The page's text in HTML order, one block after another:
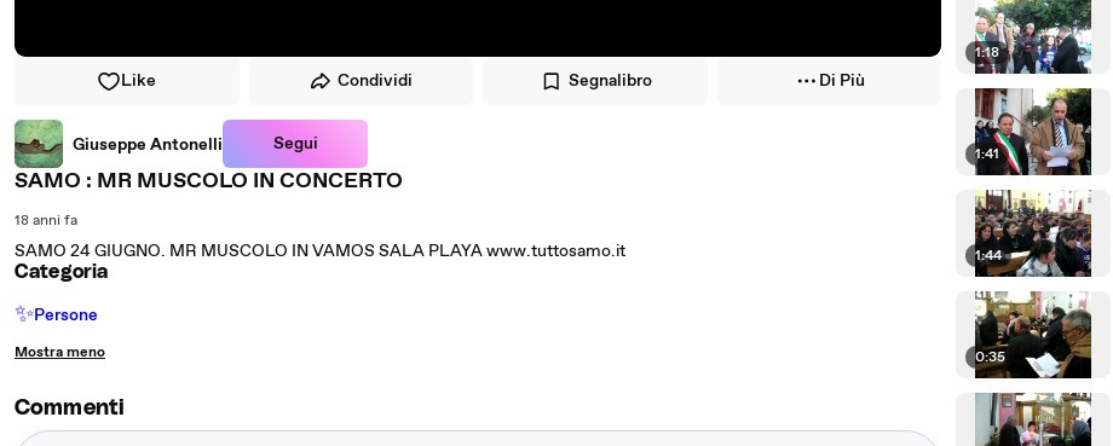
Like Condividi Segnalibro Di Più
Giuseppe Antonelli Segui
SAMO : MR MUSCOLO IN CONCERTO
18 anni fa
SAMO 24 GIUGNO. MR MUSCOLO IN VAMOS SALA PLAYA www.tuttosamo.it
Categoria
✨Persone
Mostra meno
Commenti
1:18
1:41
1:44
0:35